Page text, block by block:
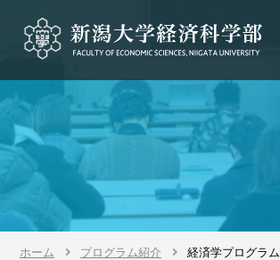
ホーム プログラム紹介 経済学プログラム